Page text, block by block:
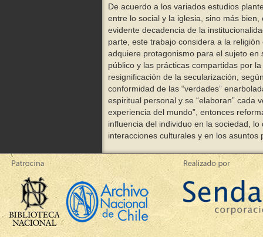
De acuerdo a los variados estudios
entre lo social y la iglesia, sino más
evidente decadencia de la
parte, este trabajo considera a la
adquiere protagonismo para el sujeto
público y las prácticas compartidas por
resignificación de la secularización,
conformidad de las “verdades”
espiritual personal y se “elaboran”
experiencia del mundo”, entonces
influencia del individuo en la sociedad,
interacciones culturales y en los